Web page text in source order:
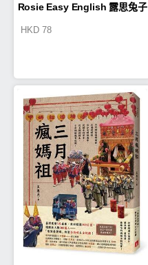
Rosie Easy English 露思兔子
HKD 78